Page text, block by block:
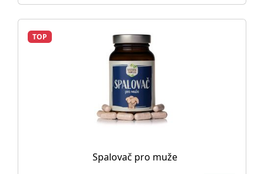
TOP
Spalovač pro muže